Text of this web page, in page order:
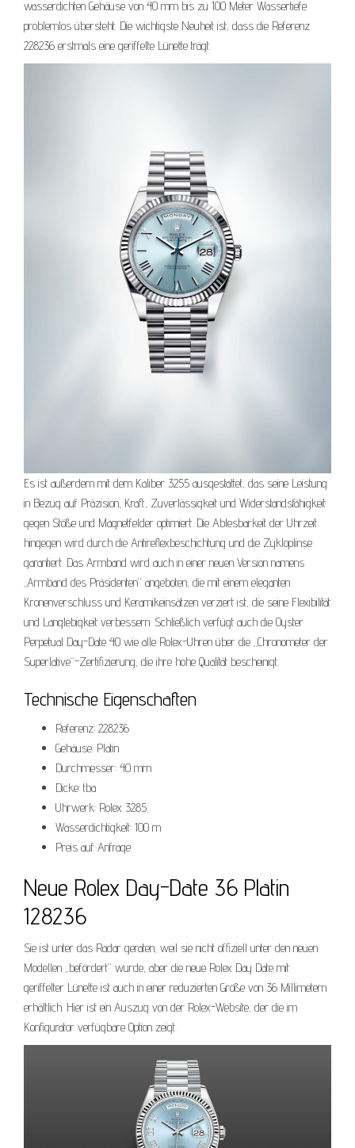
wasserdichten Gehäuse von 40 mm bis zu 100 Meter Wassertiefe
problemlos übersteht. Die wichtigste Neuheit ist, dass die Referenz
228236 erstmals eine geriffelte Lünette trägt.
Es ist außerdem mit dem Kaliber 3255 ausgestattet, das seine Leistung
in Bezug auf Präzision, Kraft, Zuverlässigkeit und Widerstandsfähigkeit
gegen Stöße und Magnetfelder optimiert. Die Ablesbarkeit der Uhrzeit
hingegen wird durch die Antireflexbeschichtung und die Zykloplinse
garantiert. Das Armband wird auch in einer neuen Version namens
„Armband des Präsidenten“ angeboten, die mit einem eleganten
Kronenverschluss und Keramikeinsätzen verziert ist, die seine Flexibilität
und Langlebigkeit verbessern. Schließlich verfügt auch die Oyster
Perpetual Day-Date 40 wie alle Rolex-Uhren über die „Chronometer der
Superlative“-Zertifizierung, die ihre hohe Qualität bescheinigt.
Technische Eigenschaften
Referenz: 228236
Gehäuse: Platin
Durchmesser: 40 mm
Dicke: tba
Uhrwerk: Rolex 3285
Wasserdichtigkeit: 100 m
Preis auf Anfrage
Neue Rolex Day-Date 36 Platin
128236
Sie ist unter das Radar geraten, weil sie nicht offiziell unter den neuen
Modellen „befördert“ wurde, aber die neue Rolex Day Date mit
geriffelter Lünette ist auch in einer reduzierten Größe von 36 Millimetern
erhältlich. Hier ist ein Auszug von der Rolex-Website, der die im
Konfigurator verfügbare Option zeigt.